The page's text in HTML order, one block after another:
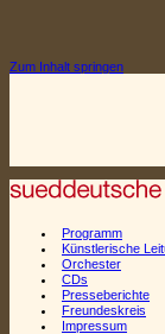
Zum Inhalt springen
Programm
Künstlerische
Orchester
CDs
Presseberichte
Freundeskreis
Impressum